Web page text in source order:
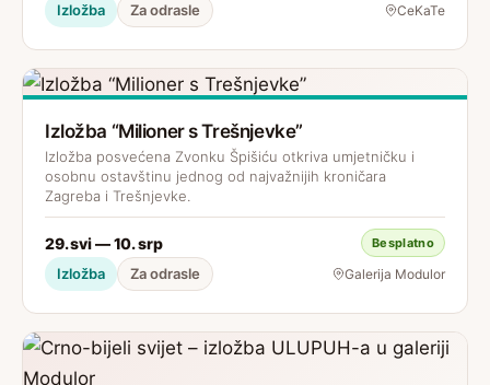
Izložba Za odrasle CeKaTe
Izložba “Milioner s Trešnjevke”
Izložba posvećena Zvonku Špišiću otkriva umjetničku i
osobnu ostavštinu jednog od najvažnijih kroničara
Zagreba i Trešnjevke.
29. svi — 10. srp Besplatno
Izložba Za odrasle Galerija Modulor